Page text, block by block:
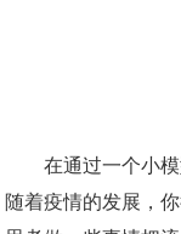
在通过一个小
随着疫情的发展，